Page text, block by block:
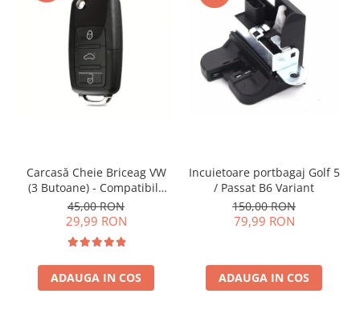
Carcasă Cheie Briceag VW
(3 Butoane) - Compatibilă
Golf 5, Jetta, Touran etc
45,00 RON
29,99 RON
ADAUGA IN COS
Incuietoare portbagaj Golf 5
/ Passat B6 Variant
150,00 RON
79,99 RON
ADAUGA IN COS